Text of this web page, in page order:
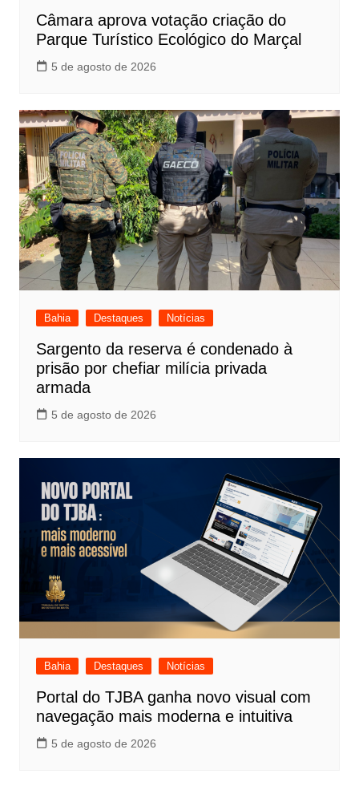
Câmara aprova votação criação do
Parque Turístico Ecológico do Marçal
5 de agosto de 2026
Bahia Destaques Notícias
Sargento da reserva é condenado à
prisão por chefiar milícia privada
armada
5 de agosto de 2026
Bahia Destaques Notícias
Portal do TJBA ganha novo visual com
navegação mais moderna e intuitiva
5 de agosto de 2026